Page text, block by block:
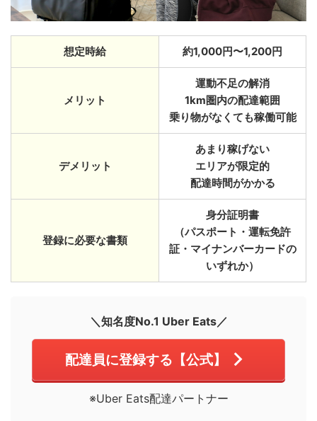
想定時給 約1,000円〜1,200円
メリット
運動不足の解消
1km圏内の配達範囲
乗り物がなくても稼働可能
デメリット
あまり稼げない
エリアが限定的
配達時間がかかる
登録に必要な書類
身分証明書
（パスポート・運転免許
証・マイナンバーカードの
いずれか）
＼知名度No.1 Uber Eats／
配達員に登録する【公式】
※Uber Eats配達パートナー